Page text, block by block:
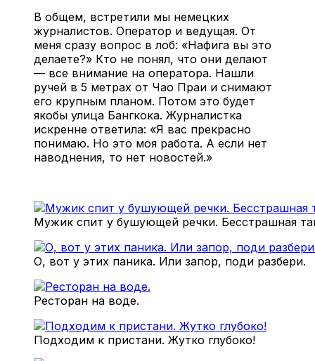
В общем, встретили мы немецких
журналистов. Оператор и ведущая. От
меня сразу вопрос в лоб: «Нафига вы это
делаете?» Кто не понял, что они делают
— все внимание на оператора. Нашли
ручей в 5 метрах от Чао Праи и снимают
его крупным планом. Потом это будет
якобы улица Бангкока. Журналистка
искренне ответила: «Я вас прекрасно
понимаю. Но это моя работа. А если нет
наводнения, то нет новостей.»
Мужик спит у бушующей речки. Бесстрашная
О, вот у этих паника. Или запор, поди разбери.
Ресторан на воде.
Подходим к пристани. Жутко глубоко!